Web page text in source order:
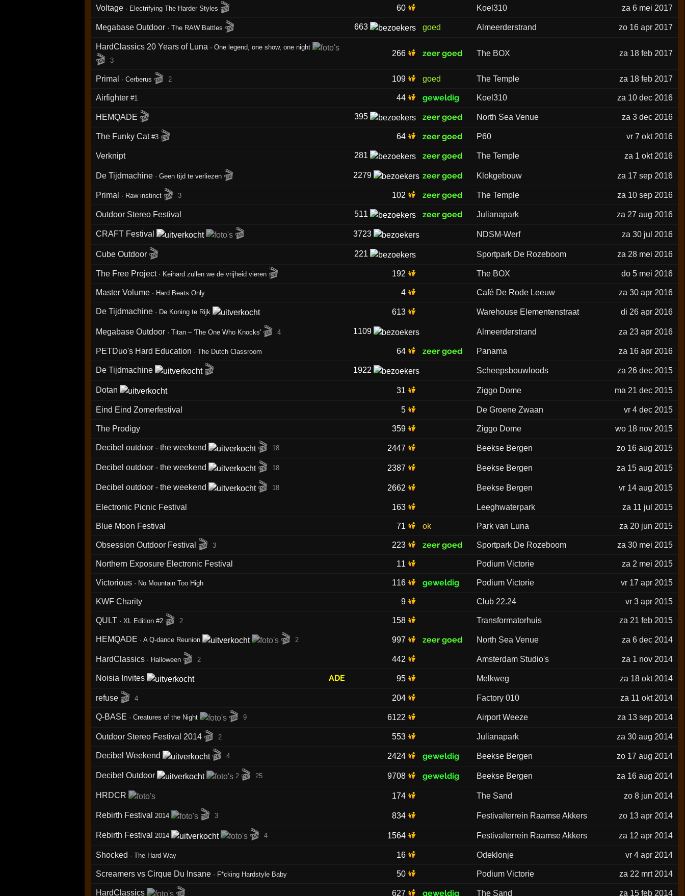
Voltage · Electrifying The Harder Styles 🎬 60 Koel310 za 6 mei 2017
Megabase Outdoor ·The RAW Battles 🎬 663 goed Almeerderstrand zo 16 apr 2017
HardClassics 20 Years of Luna ·One legend, one show, one night
🎬 3
266 zeer goed The BOX za 18 feb 2017
Primal ·Cerberus 🎬 2 109 goed The Temple za 18 feb 2017
Airfighter#1 44 geweldig Koel310 za 10 dec 2016
HEMQADE 🎬 395 zeer goed North Sea Venue za 3 dec 2016
The Funky Cat#3 🎬 64 zeer goed P60 vr 7 okt 2016
Verknipt 281 zeer goed The Temple za 1 okt 2016
De Tijdmachine ·Geen tijd te verliezen 🎬 2279 zeer goed Klokgebouw za 17 sep 2016
Primal · Raw instinct 🎬 3 102 zeer goed The Temple za 10 sep 2016
Outdoor Stereo Festival 511 zeer goed Julianapark za 27 aug 2016
CRAFT Festival 🎬 3723 NDSM-Werf za 30 jul 2016
Cube Outdoor 🎬 221 Sportpark De Rozeboom za 28 mei 2016
The Free Project · Keihard zullen we de vrijheid vieren 🎬 192 The BOX do 5 mei 2016
Master Volume · Hard Beats Only 4 Café De Rode Leeuw za 30 apr 2016
De Tijdmachine · De Koning te Rijk 613 Warehouse Elementenstraat di 26 apr 2016
Megabase Outdoor ·Titan – 'The One Who Knocks' 🎬 4 1109 Almeerderstrand za 23 apr 2016
PETDuo's Hard Education ·The Dutch Classroom 64 zeer goed Panama za 16 apr 2016
De Tijdmachine 🎬 1922 Scheepsbouwloods za 26 dec 2015
Dotan 31 Ziggo Dome ma 21 dec 2015
Eind Eind Zomerfestival 5 De Groene Zwaan vr 4 dec 2015
The Prodigy 359 Ziggo Dome wo 18 nov 2015
Decibel outdoor - the weekend 🎬 18 2447 Beekse Bergen zo 16 aug 2015
Decibel outdoor - the weekend 🎬 18 2387 Beekse Bergen za 15 aug 2015
Decibel outdoor - the weekend 🎬 18 2662 Beekse Bergen vr 14 aug 2015
Electronic Picnic Festival 163 Leeghwaterpark za 11 jul 2015
Blue Moon Festival 71 ok Park van Luna za 20 jun 2015
Obsession Outdoor Festival 🎬 3 223 zeer goed Sportpark De Rozeboom za 30 mei 2015
Northern Exposure Electronic Festival 11 Podium Victorie za 2 mei 2015
Victorious · No Mountain Too High 116 geweldig Podium Victorie vr 17 apr 2015
KWF Charity 9 Club 22.24 vr 3 apr 2015
QULT ·XL Edition #2 🎬 2 158 Transformatorhuis za 21 feb 2015
HEMQADE ·A Q-dance Reunion 🎬 2 997 zeer goed North Sea Venue za 6 dec 2014
HardClassics · Halloween 🎬 2 442 Amsterdam Studio's za 1 nov 2014
Noisia Invites ADE 95 Melkweg za 18 okt 2014
refuse 🎬 4 204 Factory 010 za 11 okt 2014
Q-BASE ·Creatures of the Night 🎬 9 6122 Airport Weeze za 13 sep 2014
Outdoor Stereo Festival 2014 🎬 2 553 Julianapark za 30 aug 2014
Decibel Weekend 🎬 4 2424 geweldig Beekse Bergen zo 17 aug 2014
Decibel Outdoor 2 🎬 25 9708 geweldig Beekse Bergen za 16 aug 2014
HRDCR 174 The Sand zo 8 jun 2014
Rebirth Festival 2014 🎬 3 834 Festivalterrein Raamse Akkers zo 13 apr 2014
Rebirth Festival 2014 🎬 4 1564 Festivalterrein Raamse Akkers za 12 apr 2014
Shocked ·The Hard Way 16 Odeklonje vr 4 apr 2014
Screamers vs Cirque Du Insane · F*cking Hardstyle Baby 50 Podium Victorie za 22 mrt 2014
HardClassics 🎬 627 geweldig The Sand za 15 feb 2014